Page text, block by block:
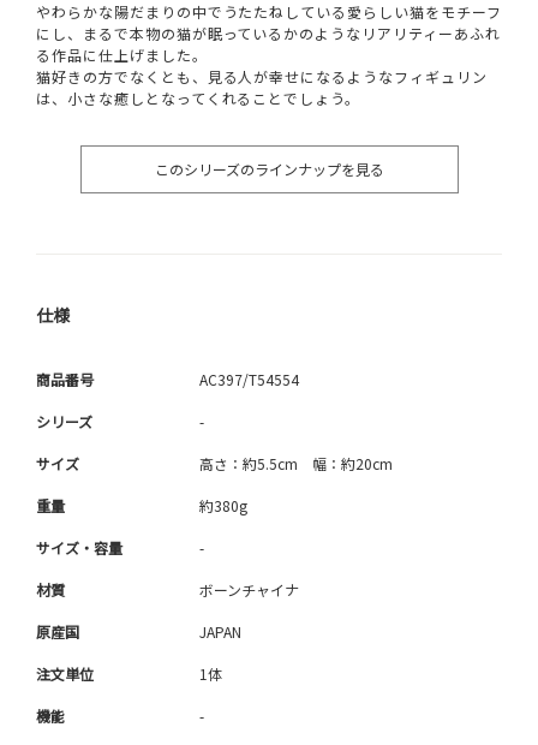
やわらかな陽だまりの中でうたたねしている愛らしい猫をモチーフ
にし、まるで本物の猫が眠っているかのようなリアリティーあふれ
る作品に仕上げました。
猫好きの方でなくとも、見る人が幸せになるようなフィギュリン
は、小さな癒しとなってくれることでしょう。
このシリーズのラインナップを見る
仕様
商品番号 AC397/T54554
シリーズ -
サイズ 高さ：約5.5cm 幅：約20cm
重量 約380g
サイズ・容量 -
材質 ボーンチャイナ
原産国 JAPAN
注文単位 1体
機能 -